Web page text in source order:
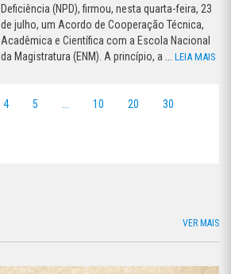
Deficiência (NPD), firmou, nesta quarta-feira, 23
de julho, um Acordo de Cooperação Técnica,
Acadêmica e Científica com a Escola Nacional
da Magistratura (ENM). A princípio, a ...LEIA MAIS
4 5 10 20 30
VER MAIS